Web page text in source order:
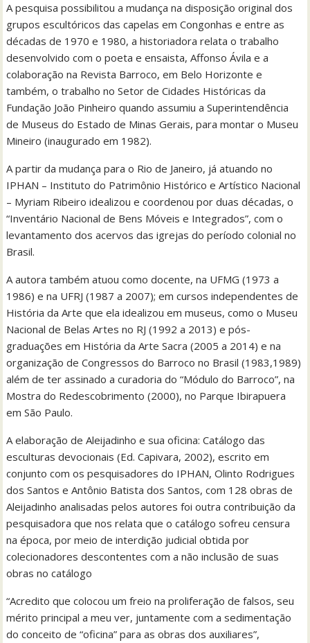
A pesquisa possibilitou a mudança na disposição original dos
grupos escultóricos das capelas em Congonhas e entre as
décadas de 1970 e 1980, a historiadora relata o trabalho
desenvolvido com o poeta e ensaista, Affonso Ávila e a
colaboração na Revista Barroco, em Belo Horizonte e
também, o trabalho no Setor de Cidades Históricas da
Fundação João Pinheiro quando assumiu a Superintendência
de Museus do Estado de Minas Gerais, para montar o Museu
Mineiro (inaugurado em 1982).
A partir da mudança para o Rio de Janeiro, já atuando no
IPHAN – Instituto do Patrimônio Histórico e Artístico Nacional
– Myriam Ribeiro idealizou e coordenou por duas décadas, o
“Inventário Nacional de Bens Móveis e Integrados”, com o
levantamento dos acervos das igrejas do período colonial no
Brasil.
A autora também atuou como docente, na UFMG (1973 a
1986) e na UFRJ (1987 a 2007); em cursos independentes de
História da Arte que ela idealizou em museus, como o Museu
Nacional de Belas Artes no RJ (1992 a 2013) e pós-
graduações em História da Arte Sacra (2005 a 2014) e na
organização de Congressos do Barroco no Brasil (1983,1989)
além de ter assinado a curadoria do “Módulo do Barroco”, na
Mostra do Redescobrimento (2000), no Parque Ibirapuera
em São Paulo.
A elaboração de Aleijadinho e sua oficina: Catálogo das
esculturas devocionais (Ed. Capivara, 2002), escrito em
conjunto com os pesquisadores do IPHAN, Olinto Rodrigues
dos Santos e Antônio Batista dos Santos, com 128 obras de
Aleijadinho analisadas pelos autores foi outra contribuição da
pesquisadora que nos relata que o catálogo sofreu censura
na época, por meio de interdição judicial obtida por
colecionadores descontentes com a não inclusão de suas
obras no catálogo
“Acredito que colocou um freio na proliferação de falsos, seu
mérito principal a meu ver, juntamente com a sedimentação
do conceito de “oficina” para as obras dos auxiliares”,